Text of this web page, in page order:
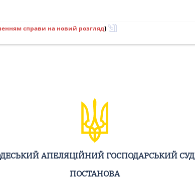
справи на новий розгляд)
АПЕЛЯЦІЙНИЙ ГОСПОДАРСЬКИЙ СУД
ПОСТАНОВА